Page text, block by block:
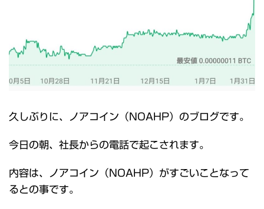
久しぶりに、ノアコイン（NOAHP）のブログです。
今日の朝、社長からの電話で起こされます。
内容は、ノアコイン（NOAHP）がすごいことなって
るとの事です。